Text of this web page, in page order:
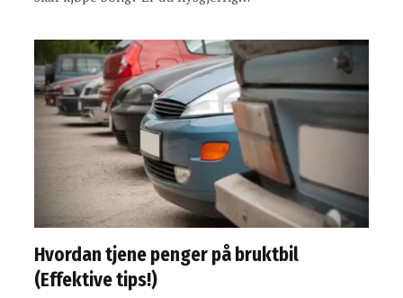
Hvordan tjene penger på bruktbil
(Effektive tips!)